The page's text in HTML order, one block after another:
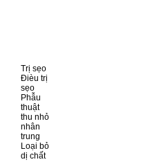
Trị sẹo
Đièu trị
sẹo
Phẫu
thuật
thu nhỏ
nhân
trung
Loại bỏ
dị chất